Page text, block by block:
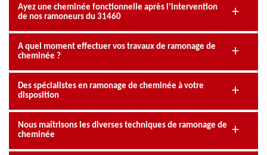
Ayez une cheminée fonctionnelle après l’intervention
de nos ramoneurs du 31460
A quel moment effectuer vos travaux de ramonage de
cheminée ?
Des spécialistes en ramonage de cheminée à votre
disposition
Nous maîtrisons les diverses techniques de ramonage de
cheminée